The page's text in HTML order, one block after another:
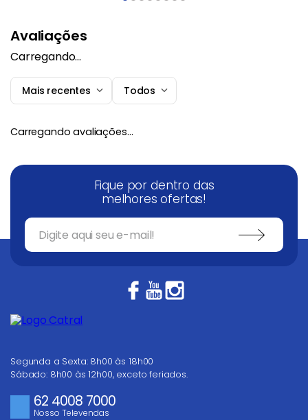
Avaliações
Carregando…
Mais recentes Todos
Carregando avaliações…
Fique por dentro das
melhores ofertas!
Segunda a Sexta: 8h00 às 18h00
Sábado: 8h00 às 12h00, exceto feriados.
62 4008 7000
Nosso Televendas